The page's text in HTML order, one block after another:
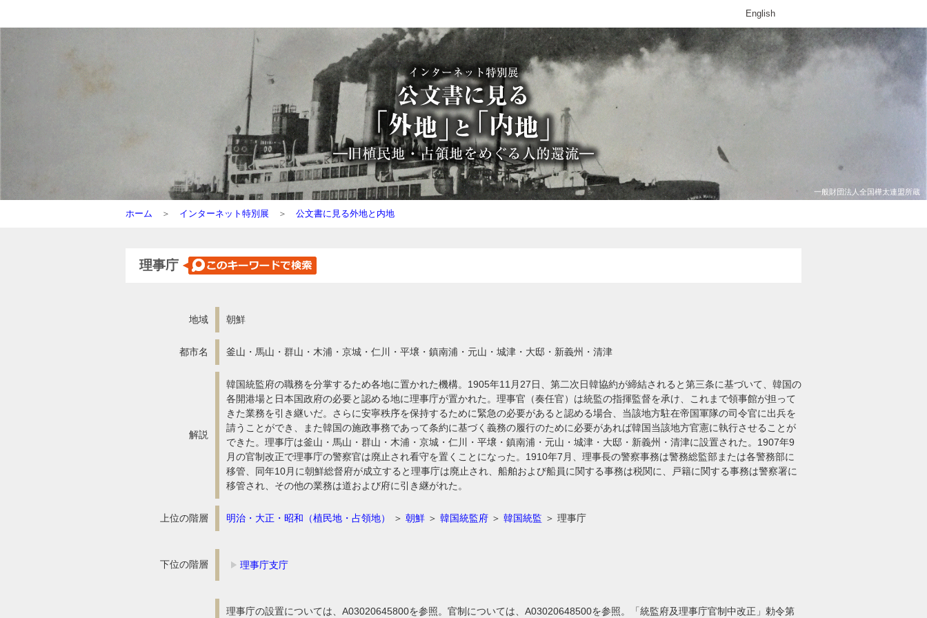
English
一般財団法人全国樺太連盟所蔵
ホーム ＞ インターネット特別展 ＞ 公文書に見る外地と内地
理事庁
地域 朝鮮
都市名 釜山・馬山・群山・木浦・京城・仁川・平壌・鎮南浦・元山・城津・大邸・新義州・清津
解説
韓国統監府の職務を分掌するため各地に置かれた機構。1905年11月27日、第二次日韓協約が締結されると第三条に基づいて、韓国の
各開港場と日本国政府の必要と認める地に理事庁が置かれた。理事官（奏任官）は統監の指揮監督を承け、これまで領事館が担って
きた業務を引き継いだ。さらに安寧秩序を保持するために緊急の必要があると認める場合、当該地方駐在帝国軍隊の司令官に出兵を
請うことができ、また韓国の施政事務であって条約に基づく義務の履行のために必要があれば韓国当該地方官憲に執行させることが
できた。理事庁は釜山・馬山・群山・木浦・京城・仁川・平壌・鎮南浦・元山・城津・大邸・新義州・清津に設置された。1907年9
月の官制改正で理事庁の警察官は廃止され看守を置くことになった。1910年7月、理事長の警察事務は警務総監部または各警務部に
移管、同年10月に朝鮮総督府が成立すると理事庁は廃止され、船舶および船員に関する事務は税関に、戸籍に関する事務は警察署に
移管され、その他の業務は道および府に引き継がれた。
上位の階層 明治・大正・昭和（植民地・占領地） ＞ 朝鮮 ＞ 韓国統監府 ＞ 韓国統監 ＞ 理事庁
下位の階層 理事庁支庁
理事庁の設置については、A03020645800を参照。官制については、A03020648500を参照。「統監府及理事庁官制中改正」勅令第